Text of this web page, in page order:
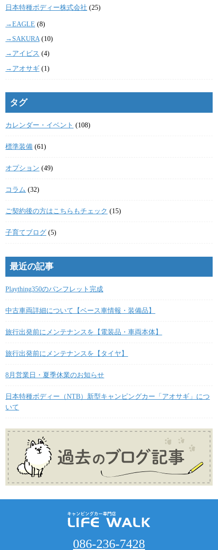
日本特種ボディー株式会社 (25)
→EAGLE (8)
→SAKURA (10)
→アイビス (4)
→アオサギ (1)
タグ
カレンダー・イベント (108)
標準装備 (61)
オプション (49)
コラム (32)
ご契約後の方はこちらもチェック (15)
子育てブログ (5)
最近の記事
Plaything350のパンフレット完成
中古車両詳細について【ベース車情報・装備品】
旅行出発前にメンテナンスを【電装品・車両本体】
旅行出発前にメンテナンスを【タイヤ】
8月営業日・夏季休業のお知らせ
日本特種ボディー（NTB）新型キャンピングカー「アオサギ」につ
いて
086-236-7428